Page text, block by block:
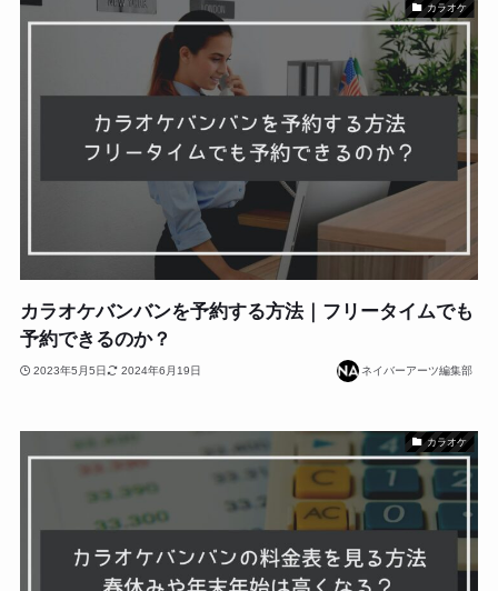
カラオケ
カラオケバンバンを予約する方法｜フリータイムでも
予約できるのか？
2023年5月5日 2024年6月19日 ネイバーアーツ編集部
カラオケ